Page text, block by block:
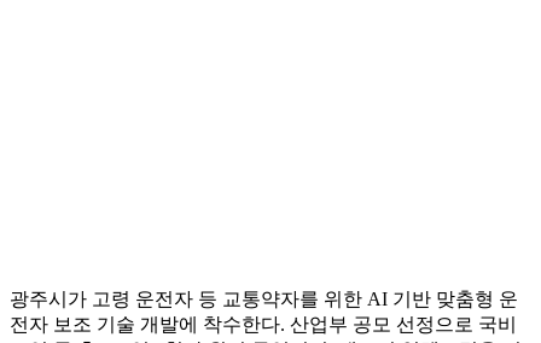
광주시가 고령 운전자 등 교통약자를 위한 AI 기반 맞춤형 운
전자 보조 기술 개발에 착수한다. 산업부 공모 선정으로 국비